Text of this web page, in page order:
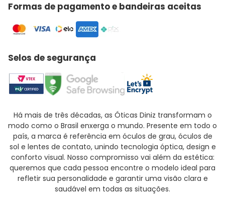
Formas de pagamento e bandeiras aceitas
Selos de segurança
Há mais de três décadas, as Óticas Diniz transformam o
modo como o Brasil enxerga o mundo. Presente em todo o
país, a marca é referência em óculos de grau, óculos de
sol e lentes de contato, unindo tecnologia óptica, design e
conforto visual. Nosso compromisso vai além da estética:
queremos que cada pessoa encontre o modelo ideal para
refletir sua personalidade e garantir uma visão clara e
saudável em todas as situações.